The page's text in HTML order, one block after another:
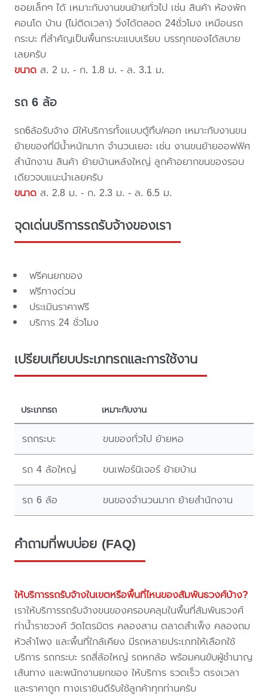
ซอยเล็กๆ ได้ เหมาะกับงานขนย้ายทั่วไป เช่น สินค้า ห้องพัก
คอนโด บ้าน (ไม่ติดเวลา) วิ่งได้ตลอด 24ชั่วโมง เหมือนรถ
กระบะ ที่สำคัญเป็นพื้นกระบะแบบเรียบ บรรทุกของได้สบาย
เลยครับ
ขนาด ส. 2 ม. - ก. 1.8 ม. - ล. 3.1 ม.
รถ 6 ล้อ
รถ6ล้อรับจ้าง มีให้บริการทั้งแบบตู้ทึบ/คอก เหมาะกับงานขน
ย้ายของที่มีน้ำหนักมาก จำนวนเยอะ เช่น งานขนย้ายออฟฟิศ
สำนักงาน สินค้า ย้ายบ้านหลังใหญ่ ลูกค้าอยากขนของรอบ
เดียวจบแนะนำเลยครับ
ขนาด ส. 2.8 ม. - ก. 2.3 ม. - ล. 6.5 ม.
จุดเด่นบริการรถรับจ้างของเรา
ฟรีคนยกของ
ฟรีทางด่วน
ประเมินราคาฟรี
บริการ 24 ชั่วโมง
เปรียบเทียบประเภทรถและการใช้งาน
ประเภทรถ เหมาะกับงาน
รถกระบะ ขนของทั่วไป ย้ายหอ
รถ 4 ล้อใหญ่ ขนเฟอร์นิเจอร์ ย้ายบ้าน
รถ 6 ล้อ ขนของจำนวนมาก ย้ายสำนักงาน
คำถามที่พบบ่อย (FAQ)
ให้บริการรถรับจ้างในเขตหรือพื้นที่ไหนของสัมพันธวงศ์บ้าง?
เราให้บริการรถรับจ้างขนของครอบคลุมในพื้นที่สัมพันธวงศ์
ท่าน้ำราชวงศ์ วัดไตรมิตร คลองสาน ตลาดสำเพ็ง คลองถม
หัวลำโพง และพื้นที่ใกล้เคียง มีรถหลายประเภทให้เลือกใช้
บริการ รถกระบะ รถสี่ล้อใหญ่ รถหกล้อ พร้อมคนขับผู้ชำนาญ
เส้นทาง และพนักงานยกของ ให้บริการ รวดเร็ว ตรงเวลา
และราคาถูก ทางเรายินดีรับใช้ลูกค้าทุกท่านครับ